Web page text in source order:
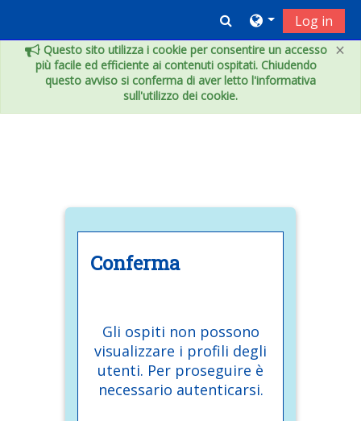
×
Questo sito utilizza i cookie per consentire un accesso
più facile ed efficiente ai contenuti ospitati. Chiudendo
questo avviso si conferma di aver letto l'informativa
sull'utilizzo dei cookie.
Toggle search
Log in
Conferma
Gli ospiti non possono
visualizzare i profili degli
utenti. Per proseguire è
necessario autenticarsi.